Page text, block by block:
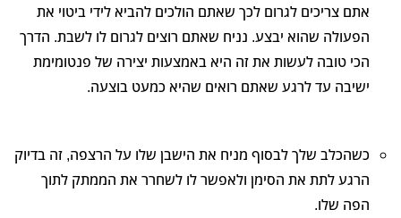
אתם צריכים לגרום לכך שאתם הולכים להביא לידי ביטוי את
הפעולה שהוא יבצע. נניח שאתם רוצים לגרום לו לשבת. הדרך
הכי טובה לעשות את זה היא באמצעות יצירה של פנטומימת
ישיבה עד לרגע שאתם רואים שהיא כמעט בוצעה.
כשהכלב שלך לבסוף מניח את הישבן שלו על הרצפה, זה בדיוק
הרגע לתת את הסימן ולאפשר לו לשחרר את הממתק לתוך
הפה שלו.